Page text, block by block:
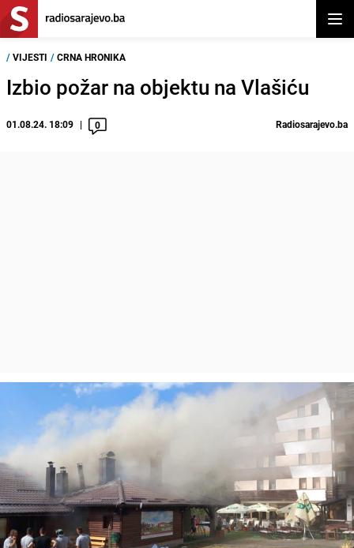
/ VIJESTI / CRNA HRONIKA
Izbio požar na objektu na Vlašiću
01.08.24. 18:09 0 Radiosarajevo.ba